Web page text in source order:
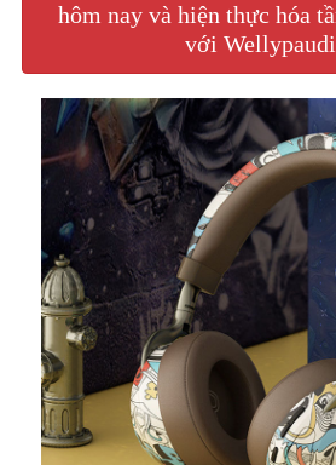
hôm nay và hiện thực hóa
với